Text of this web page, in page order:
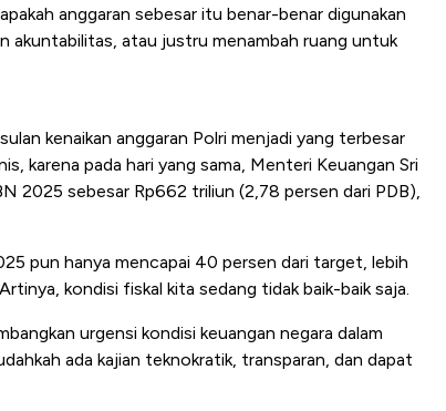
anggaran sebesar itu benar-benar digunakan
akuntabilitas, atau justru menambah ruang untuk
kenaikan anggaran Polri menjadi yang terbesar
karena pada hari yang sama, Menteri Keuangan Sri
2025 sebesar Rp662 triliun (2,78 persen dari PDB),
pun hanya mencapai 40 persen dari target, lebih
kondisi fiskal kita sedang tidak baik-baik saja.
urgensi kondisi keuangan negara dalam
ada kajian teknokratik, transparan, dan dapat